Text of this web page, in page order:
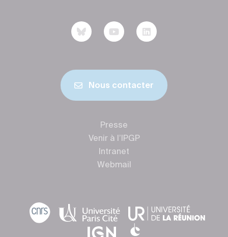
Nous contacter
Presse
Venir à l’IPGP
Intranet
Webmail